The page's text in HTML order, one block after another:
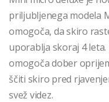
priljubljenega modela
omogoča, da skiro
uporablja skoraj 4
omogoča dober
ščiti skiro pred
svež videz.